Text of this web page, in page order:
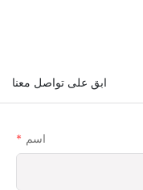
ابق على تواصل معنا
اسم